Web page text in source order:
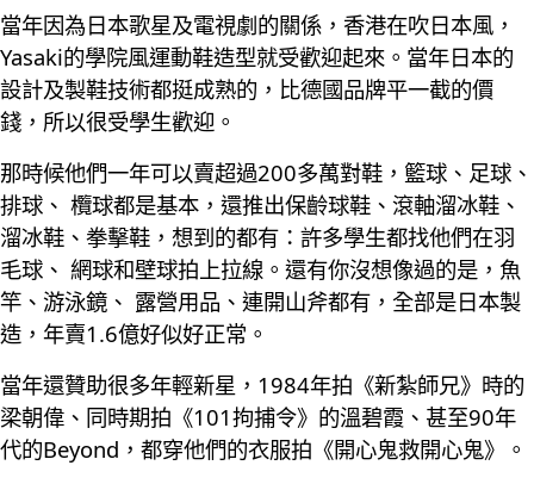
當年因為日本歌星及電視劇的關係，香港在吹日本風，
Yasaki的學院風運動鞋造型就受歡迎起來。當年日本的
設計及製鞋技術都挺成熟的，比德國品牌平一截的價
錢，所以很受學生歡迎。
那時候他們一年可以賣超過200多萬對鞋，籃球、足球、
排球、 欖球都是基本，還推出保齡球鞋、滾軸溜冰鞋、
溜冰鞋、拳擊鞋，想到的都有：許多學生都找他們在羽
毛球、 網球和壁球拍上拉線。還有你沒想像過的是，魚
竿、游泳鏡、 露營用品、連開山斧都有，全部是日本製
造，年賣1.6億好似好正常。
當年還贊助很多年輕新星，1984年拍《新紮師兄》時的
梁朝偉、同時期拍《101拘捕令》的溫碧霞、甚至90年
代的Beyond，都穿他們的衣服拍《開心鬼救開心鬼》。